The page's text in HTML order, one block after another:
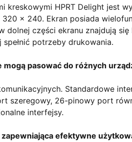
kreskowymi HPRT Delight jest
× 240. Ekran posiada
części ekranu znajdują się
potrzeby drukowania.
pasować do różnych
Standardowe
szeregowy, 26-pinowy port
interfejsy.
efektywne